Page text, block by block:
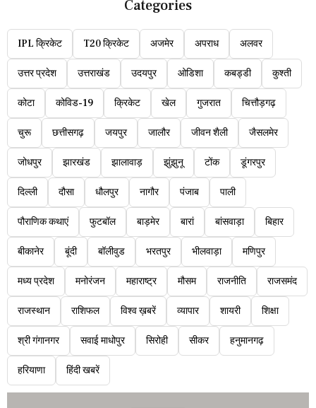
Categories
IPL क्रिकेट T20 क्रिकेट अजमेर अपराध अलवर
उत्तर प्रदेश उत्तराखंड उदयपुर ओडिशा कबड्डी कुश्ती
कोटा कोविड-19 क्रिकेट खेल गुजरात चित्तौड़गढ़
चुरू छत्तीसगढ़ जयपुर जालौर जीवन शैली जैसलमेर
जोधपुर झारखंड झालावाड़ झुंझुनू टोंक डूंगरपुर
दिल्ली दौसा धौलपुर नागौर पंजाब पाली
पौराणिक कथाएं फुटबॉल बाड़मेर बारां बांसवाड़ा बिहार
बीकानेर बूंदी बॉलीवुड भरतपुर भीलवाड़ा मणिपुर
मध्य प्रदेश मनोरंजन महाराष्ट्र मौसम राजनीति राजसमंद
राजस्थान राशिफल विश्व ख़बरें व्यापार शायरी शिक्षा
श्री गंगानगर सवाई माधोपुर सिरोही सीकर हनुमानगढ़
हरियाणा हिंदी खबरें